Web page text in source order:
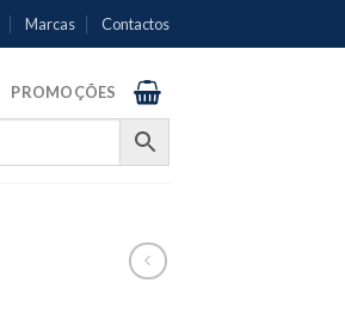
Marcas Contactos
PROMOÇÕES